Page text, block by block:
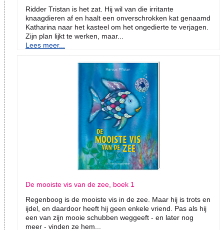
Ridder Tristan is het zat. Hij wil van die irritante
knaagdieren af en haalt een onverschrokken kat genaamd
Katharina naar het kasteel om het ongedierte te verjagen.
Zijn plan lijkt te werken, maar...
Lees meer...
De mooiste vis van de zee, boek 1
Regenboog is de mooiste vis in de zee. Maar hij is trots en
ijdel, en daardoor heeft hij geen enkele vriend. Pas als hij
een van zijn mooie schubben weggeeft - en later nog
meer - vinden ze hem...